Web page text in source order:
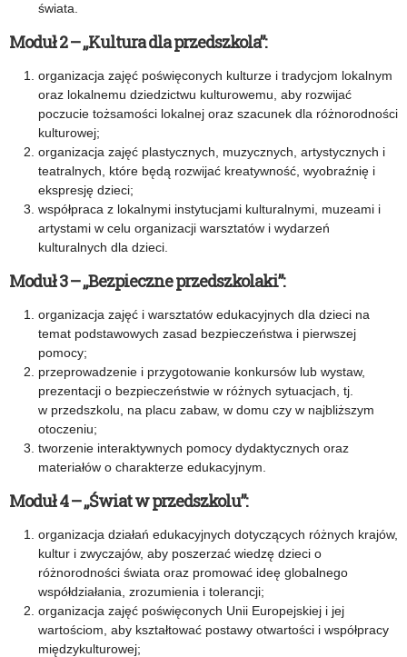
świata.
Moduł 2 – „Kultura dla przedszkola”:
organizacja zajęć poświęconych kulturze i tradycjom lokalnym
oraz lokalnemu dziedzictwu kulturowemu, aby rozwijać
poczucie tożsamości lokalnej oraz szacunek dla różnorodności
kulturowej;
organizacja zajęć plastycznych, muzycznych, artystycznych i
teatralnych, które będą rozwijać kreatywność, wyobraźnię i
ekspresję dzieci;
współpraca z lokalnymi instytucjami kulturalnymi, muzeami i
artystami w celu organizacji warsztatów i wydarzeń
kulturalnych dla dzieci.
Moduł 3 – „Bezpieczne przedszkolaki”:
organizacja zajęć i warsztatów edukacyjnych dla dzieci na
temat podstawowych zasad bezpieczeństwa i pierwszej
pomocy;
przeprowadzenie i przygotowanie konkursów lub wystaw,
prezentacji o bezpieczeństwie w różnych sytuacjach, tj.
w przedszkolu, na placu zabaw, w domu czy w najbliższym
otoczeniu;
tworzenie interaktywnych pomocy dydaktycznych oraz
materiałów o charakterze edukacyjnym.
Moduł 4 – „Świat w przedszkolu”:
organizacja działań edukacyjnych dotyczących różnych krajów,
kultur i zwyczajów, aby poszerzać wiedzę dzieci o
różnorodności świata oraz promować ideę globalnego
współdziałania, zrozumienia i tolerancji;
organizacja zajęć poświęconych Unii Europejskiej i jej
wartościom, aby kształtować postawy otwartości i współpracy
międzykulturowej;